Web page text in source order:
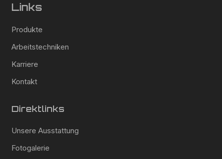
Links
Produkte
Arbeitstechniken
Karriere
Kontakt
Direktlinks
Unsere Ausstattung
Fotogalerie